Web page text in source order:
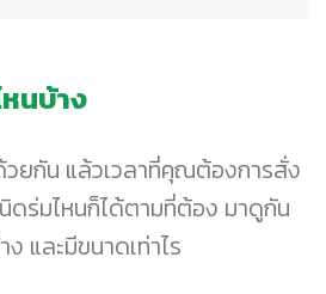
นบ้าง
ยกัน แล้วเวลาที่คุณต้องการสั่ง
ดร่มไหนก็ได้ตามที่ต้อง มาดูกัน
และมีขนาดเท่าไร